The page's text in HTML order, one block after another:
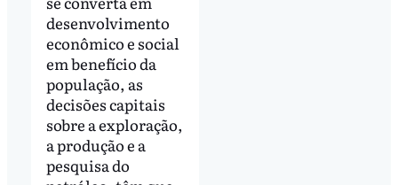
desenvolvimento
econômico e social
em benefício da
população, as
decisões capitais
sobre a exploração,
a produção e a
pesquisa do